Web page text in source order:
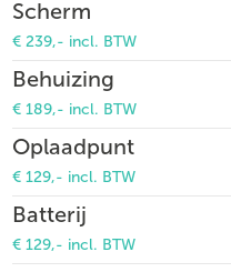
Scherm
€ 239,- incl. BTW
Behuizing
€ 189,- incl. BTW
Oplaadpunt
€ 129,- incl. BTW
Batterij
€ 129,- incl. BTW